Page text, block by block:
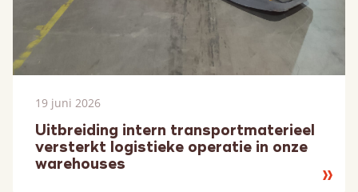
19 juni 2026
Uitbreiding intern transportmaterieel
versterkt logistieke operatie in onze
warehouses
Lees